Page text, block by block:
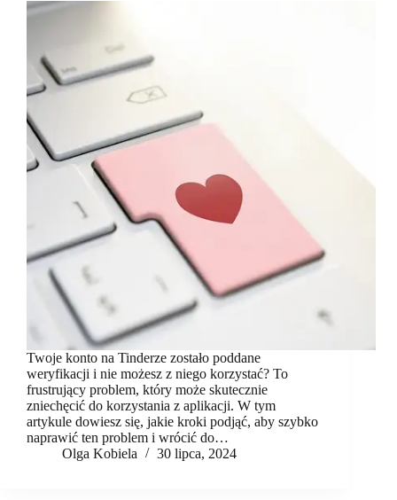
Twoje konto na Tinderze zostało poddane
weryfikacji i nie możesz z niego korzystać? To
frustrujący problem, który może skutecznie
zniechęcić do korzystania z aplikacji. W tym
artykule dowiesz się, jakie kroki podjąć, aby szybko
naprawić ten problem i wrócić do…
Olga Kobiela
30 lipca, 2024